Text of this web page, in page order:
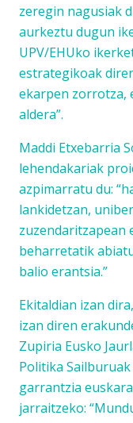
zeregin nagusiak
aurkeztu dugun
UPV/EHUko
estrategikoak
ekarpen zorrotza,
aldera”.
Maddi Etxebarria
lehendakariak
azpimarratu du:
lankidetzan,
zuzendaritzapean
beharretatik
balio erantsia.”
Ekitaldian izan
izan diren
Zupiria Eusko
Politika
garrantzia
jarraitzeko: